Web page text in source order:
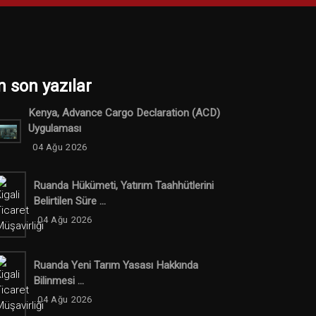
son yazılar
Kenya, Advance Cargo Declaration (ACD)
Uygulaması
04 Ağu 2026
Ruanda Hükümeti, Yatırım Taahhütlerini
Belirtilen Süre ...
04 Ağu 2026
Ruanda Yeni Tarım Yasası Hakkında
Bilinmesi ...
04 Ağu 2026